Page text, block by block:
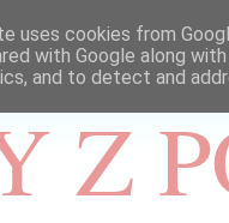
Z
uses cookies from
with Google along
and to detect and